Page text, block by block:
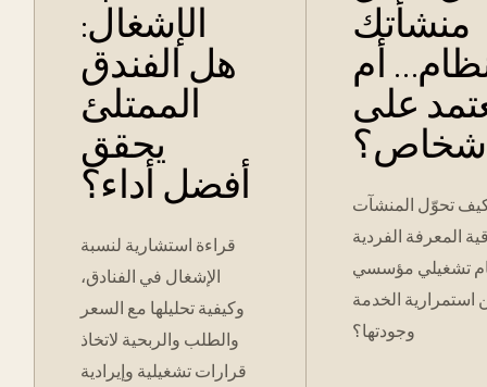
الإشغال:
هل الفندق
الممتلئ
يحقق
أفضل أداء؟
قراءة استشارية لنسبة
الإشغال في الفنادق،
وكيفية تحليلها مع السعر
والطلب والربحية لاتخاذ
قرارات تشغيلية وإيرادية
منشأتك
أم
على
تحوّل المنشآت
المعرفة الفردية
تشغيلي مؤسسي
الخدمة
وجودتها؟